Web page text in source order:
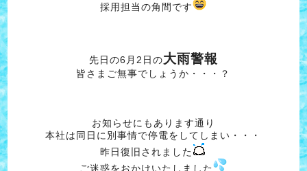
採用担当の角間です
先日の6月2日の大雨警報
皆さまご無事でしょうか・・・？
お知らせにもあります通り
本社は同日に別事情で停電をしてしまい・・・
昨日復旧されました
ご迷惑をおかけいたしました